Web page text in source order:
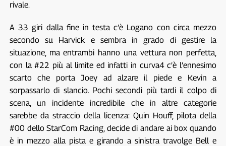
rivale.
A 33 giri dalla fine in testa c’è Logano con circa mezzo
secondo su Harvick e sembra in grado di gestire la
situazione, ma entrambi hanno una vettura non perfetta,
con la #22 più al limite ed infatti in curva4 c’è l’ennesimo
scarto che porta Joey ad alzare il piede e Kevin a
sorpassarlo di slancio. Pochi secondi più tardi il colpo di
scena, un incidente incredibile che in altre categorie
sarebbe da straccio della licenza: Quin Houff, pilota della
#00 dello StarCom Racing, decide di andare ai box quando
è in mezzo alla pista e girando a sinistra travolge Bell e